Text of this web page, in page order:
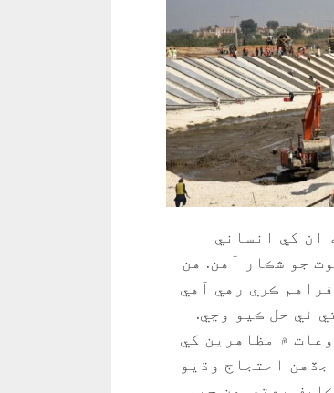
ان کي انساني
جو شڪار آهن. هن
ڪري رهي آهي
ئي حل ڪيو وڃي.
۾ مظاهرين کي
احتجاج وڌيو